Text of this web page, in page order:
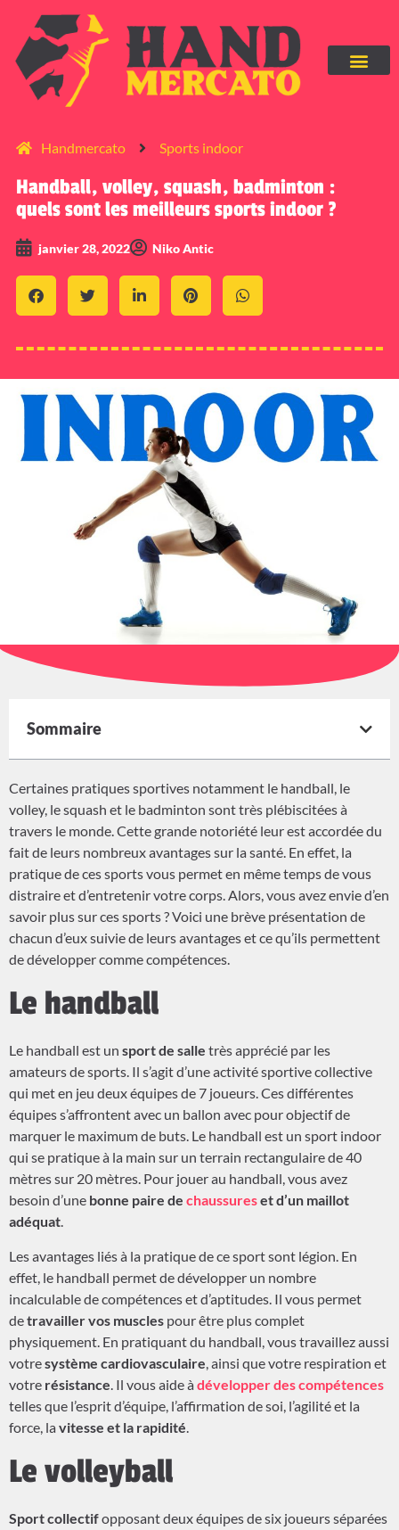
Handmercato Sports indoor
Handball, volley, squash, badminton :
quels sont les meilleurs sports indoor ?
janvier 28, 2022 Niko Antic
Sommaire
Certaines pratiques sportives notamment le handball, le
volley, le squash et le badminton sont très plébiscitées à
travers le monde. Cette grande notoriété leur est accordée du
fait de leurs nombreux avantages sur la santé. En effet, la
pratique de ces sports vous permet en même temps de vous
distraire et d’entretenir votre corps. Alors, vous avez envie d’en
savoir plus sur ces sports ? Voici une brève présentation de
chacun d’eux suivie de leurs avantages et ce qu’ils permettent
de développer comme compétences.
Le handball
Le handball est un sport de salle très apprécié par les
amateurs de sports. Il s’agit d’une activité sportive collective
qui met en jeu deux équipes de 7 joueurs. Ces différentes
équipes s’affrontent avec un ballon avec pour objectif de
marquer le maximum de buts. Le handball est un sport indoor
qui se pratique à la main sur un terrain rectangulaire de 40
mètres sur 20 mètres. Pour jouer au handball, vous avez
besoin d’une bonne paire de chaussureset d’un maillot
adéquat.
Les avantages liés à la pratique de ce sport sont légion. En
effet, le handball permet de développer un nombre
incalculable de compétences et d’aptitudes. Il vous permet
detravailler vos muscles pour être plus complet
physiquement. En pratiquant du handball, vous travaillez aussi
votresystème cardiovasculaire, ainsi que votre respiration et
votre résistance. Il vous aide à développer des compétences
telles que l’esprit d’équipe, l’affirmation de soi, l’agilité et la
force, la vitesse et la rapidité.
Le volleyball
Sport collectifopposant deux équipes de six joueurs séparées